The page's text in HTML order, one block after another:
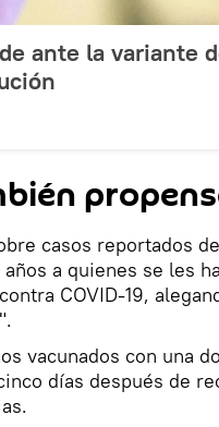
ante la variante
casos reportados de
a quienes se les
COVID-19,
vacunados con una
días después de